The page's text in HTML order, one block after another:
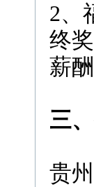
2、
终
薪
三
贵